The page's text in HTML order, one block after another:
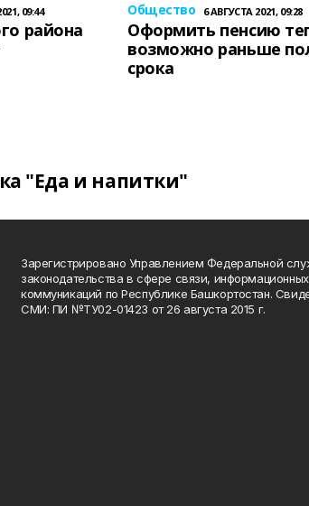
09:44
района
Общество 6 АВГУСТА 2021, 09:28
Оформить пенсию
возможно раньше
срока
"Еда и напитки"
Зарегистрировано Управлением Федеральной
законодательства в сфере связи,
коммуникаций по Республике Башкортостан.
СМИ: ПИ №ТУ02-01423 от 26 августа 2015 г.